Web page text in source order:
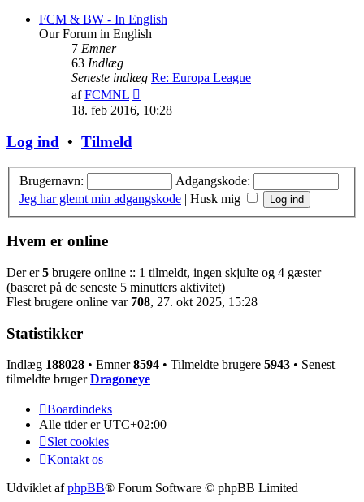
indlæg
FCM & BW - In English
Our Forum in English
7 Emner
63 Indlæg
Seneste indlæg Re: Europa League
afFCMNL
det
18. feb 2016, 10:28
Log ind • Tilmeld
Brugernavn:
Adgangskode:
Jeg har glemt min adgangskode | Husk mig
Hvem er online
Der er5 brugere online :: 1 tilmeldt, ingen skjulte og 4 gæster
(baseret på de seneste 5 minutters aktivitet)
Flest brugere online var 708, 27. okt 2025, 15:28
Statistikker
Indlæg 188028 • Emner8594 • Tilmeldte brugere 5943 • Senest
tilmeldte brugerDragoneye
Boardindeks
Alle tider erUTC+02:00
Slet cookies
Kontakt os
Udviklet afphpBB® Forum Software © phpBB Limited